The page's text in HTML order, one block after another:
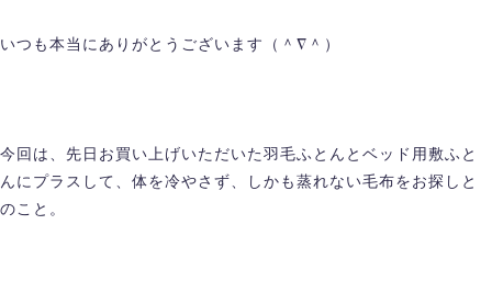
いつも本当にありがとうございます（＾∇＾）
今回は、先日お買い上げいただいた羽毛ふとんとベッド用敷ふと
んにプラスして、体を冷やさず、しかも蒸れない毛布をお探しと
のこと。